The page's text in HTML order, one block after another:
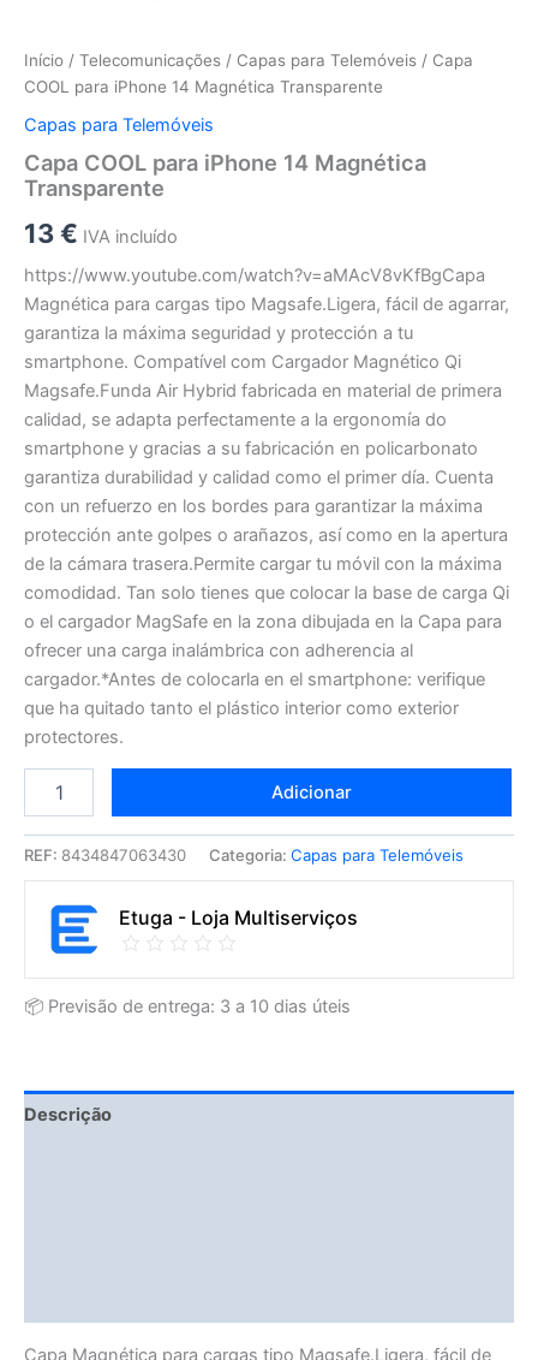
Início / Telecomunicações / Capas para Telemóveis / Capa
COOL para iPhone 14 Magnética Transparente
Capas para Telemóveis
Capa COOL para iPhone 14 Magnética
Transparente
13€ IVA incluído
https://www.youtube.com/watch?v=aMAcV8vKfBgCapa
Magnética para cargas tipo Magsafe.Ligera, fácil de agarrar,
garantiza la máxima seguridad y protección a tu
smartphone. Compatível com Cargador Magnético Qi
Magsafe.Funda Air Hybrid fabricada en material de primera
calidad, se adapta perfectamente a la ergonomía do
smartphone y gracias a su fabricación en policarbonato
garantiza durabilidad y calidad como el primer día. Cuenta
con un refuerzo en los bordes para garantizar la máxima
protección ante golpes o arañazos, así como en la apertura
de la cámara trasera.Permite cargar tu móvil con la máxima
comodidad. Tan solo tienes que colocar la base de carga Qi
o el cargador MagSafe en la zona dibujada en la Capa para
ofrecer una carga inalámbrica con adherencia al
cargador.*Antes de colocarla en el smartphone: verifique
que ha quitado tanto el plástico interior como exterior
protectores.
Adicionar
REF: 8434847063430 Categoria: Capas para Telemóveis
Etuga - Loja Multiserviços
📦 Previsão de entrega: 3 a 10 dias úteis
Descrição
Capa Magnética para cargas tipo Magsafe.Ligera, fácil de